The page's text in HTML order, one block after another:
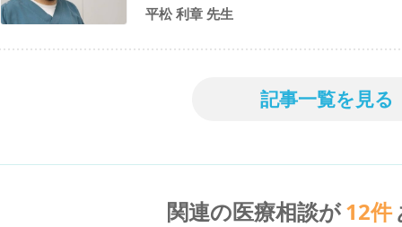
平松 利章 先生
記事一覧を見る
関連の医療相談が12件